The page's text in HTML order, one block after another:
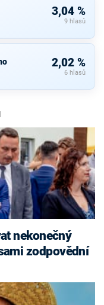
3,04 %
9 hlasů
2,02 %
6 hlasů
zodpovědní